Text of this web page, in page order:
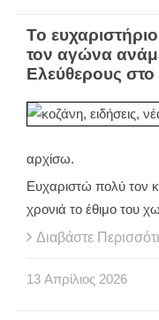
Το
τον αγώνα
Ελεύθερους
αρχίσω.
Ευχαριστώ πολύ τον
χρονιά το έθιμο του
Διαβάστε
13 Απρίλιος 2026